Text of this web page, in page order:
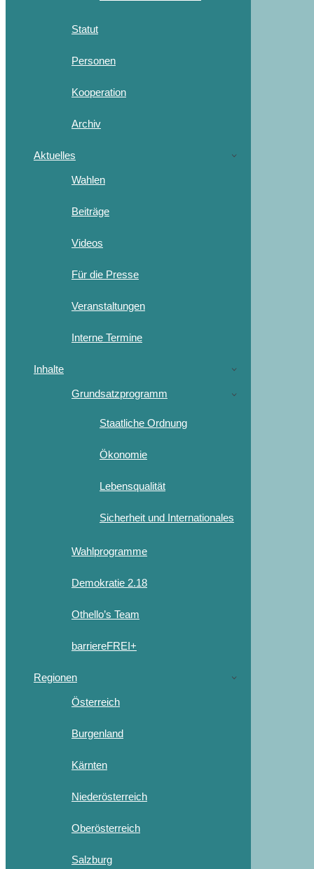
Statut
Personen
Kooperation
Archiv
Aktuelles
Wahlen
Beiträge
Videos
Für die Presse
Veranstaltungen
Interne Termine
Inhalte
Grundsatzprogramm
Staatliche Ordnung
Ökonomie
Lebensqualität
Sicherheit und Internationales
Wahlprogramme
Demokratie 2.18
Othello’s Team
barriereFREI+
Regionen
Österreich
Burgenland
Kärnten
Niederösterreich
Oberösterreich
Salzburg